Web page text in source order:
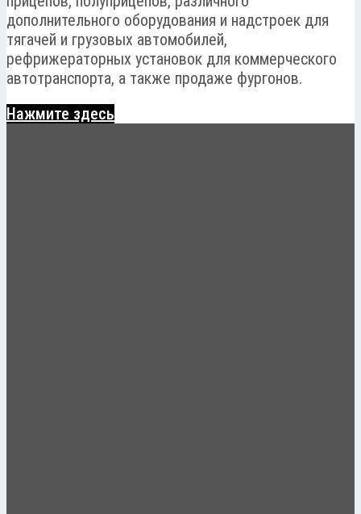
дополнительного оборудования и надстроек для
тягачей и грузовых автомобилей,
рефрижераторных установок для коммерческого
автотранспорта, а также продаже фургонов.
Нажмите здесь